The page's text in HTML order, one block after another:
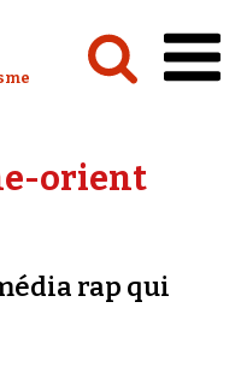
:
orient
rap qui